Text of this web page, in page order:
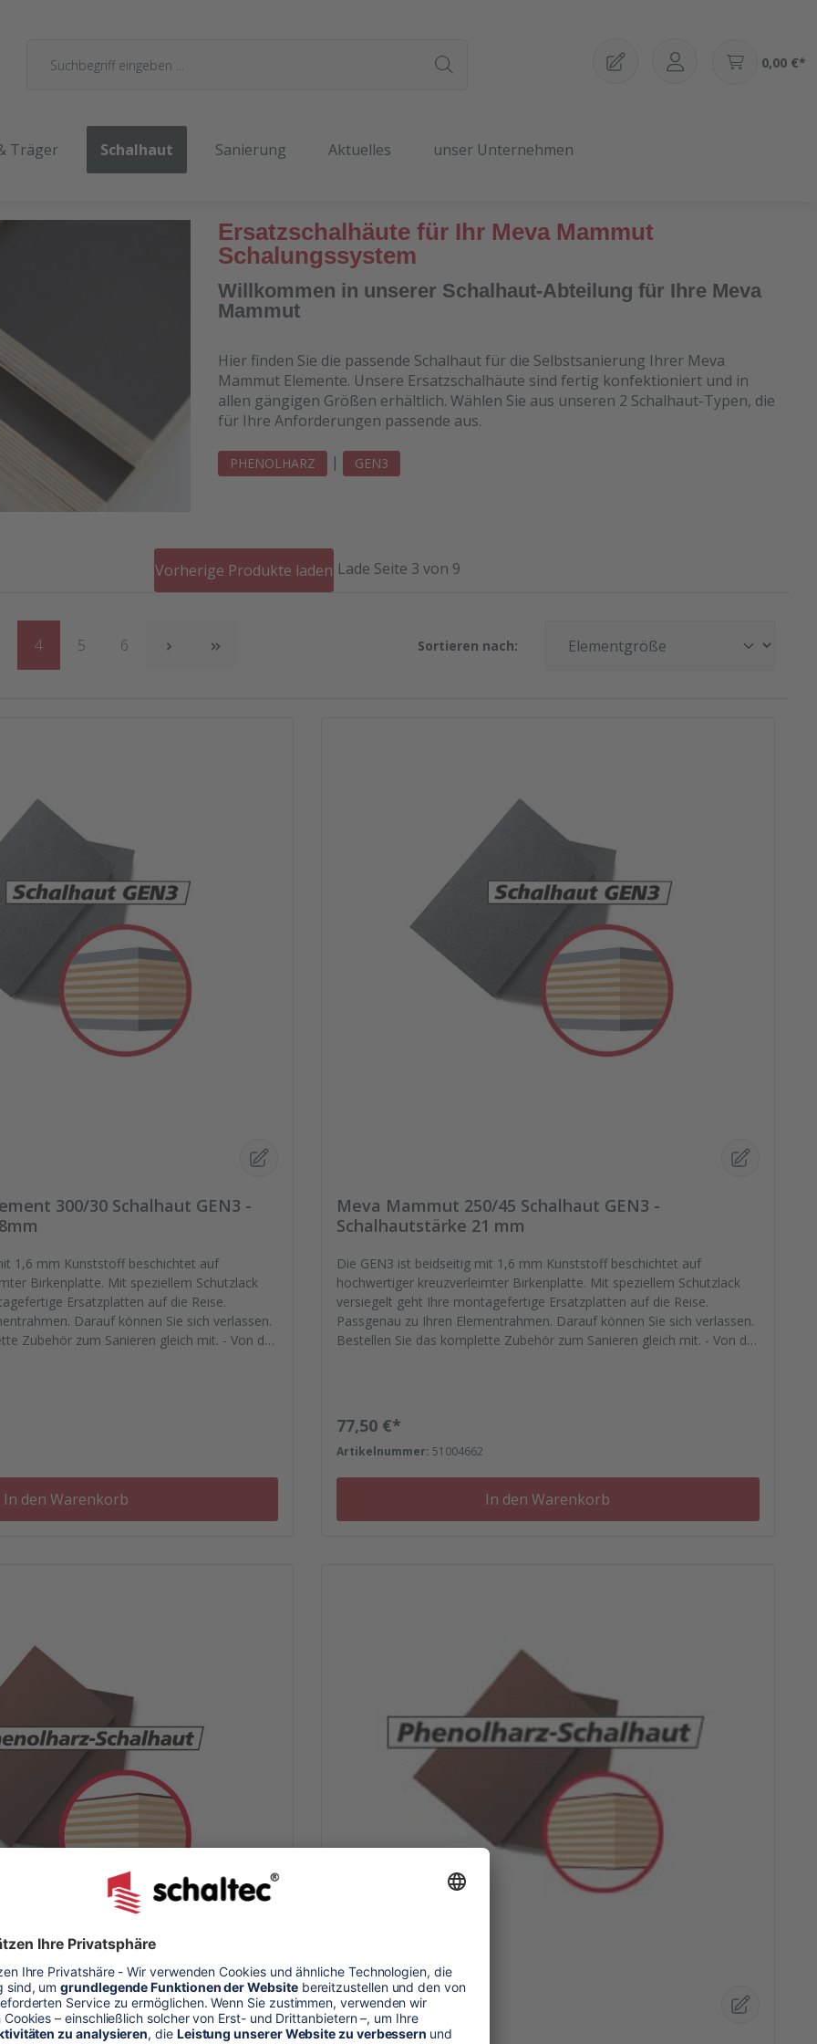
0,00 €*
Träger Schalhaut Sanierung Aktuelles unser Unternehmen
Ersatzschalhäute für Ihr Meva Mammut
Schalungssystem
Willkommen in unserer Schalhaut-Abteilung für Ihre Meva
Mammut
Hier finden Sie die passende Schalhaut für die Selbstsanierung Ihrer Meva
Mammut Elemente. Unsere Ersatzschalhäute sind fertig konfektioniert und in
allen gängigen Größen erhältlich. Wählen Sie aus unseren 2 Schalhaut-Typen, die
für Ihre Anforderungen passende aus.
PHENOLHARZ | GEN3
Vorherige Produkte laden Lade Seite 3 von 9
Seite
4 Seite
5 Seite
6 Sortieren nach:
300/30 Schalhaut GEN3 -
1,6 mm Kunststoff beschichtet auf
Mit speziellem Schutzlack
Ersatzplatten auf die Reise.
Darauf können Sie sich verlassen.
Zubehör zum Sanieren gleich mit. - Von der
In den Warenkorb
Meva Mammut 250/45 Schalhaut GEN3 -
Schalhautstärke 21 mm
Die GEN3 ist beidseitig mit 1,6 mm Kunststoff beschichtet auf
hochwertiger kreuzverleimter Birkenplatte. Mit speziellem Schutzlack
versiegelt geht Ihre montagefertige Ersatzplatten auf die Reise.
Passgenau zu Ihren Elementrahmen. Darauf können Sie sich verlassen.
Bestellen Sie das komplette Zubehör zum Sanieren gleich mit. - Von der
Regulärer Preis:
77,50 €*
Artikelnummer: 51004662
In den Warenkorb